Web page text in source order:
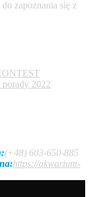
zapoznania się z
2022
(+48) 603-650-885
https://akwarium-